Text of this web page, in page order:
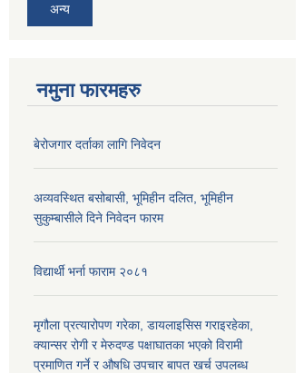
अन्य
नमुना फारमहरु
बेरोजगार दर्ताका लागि निवेदन
अव्यवस्थित बसोबासी, भूमिहीन दलित, भूमिहीन
सुकुम्बासीले दिने निवेदन फारम
विद्यार्थी भर्ना फाराम २०८१
मृगौला प्रत्यारोपण गरेका, डायलाइसिस गराइरहेका,
क्यान्सर रोगी र मेरुदण्ड पक्षाघातका भएको विरामी
प्रमाणित गर्ने र औषधि उपचार बापत खर्च उपलब्ध